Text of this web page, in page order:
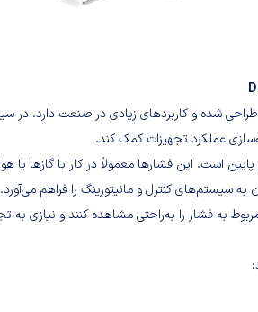
عملکرد تجهیزات کمک کند.
سیستم‌های کنترل و مانیتورینگ را فراهم می‌آورد.